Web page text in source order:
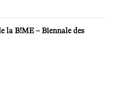
la B!ME – Biennale des